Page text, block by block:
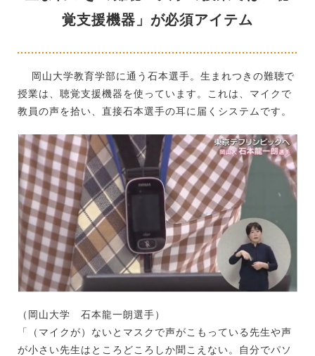
覚支援機器」が必須アイテム
岡山大学教育学部に通う石本選手。生まれつきの難聴で
授業は、聴覚支援機器を使っています。これは、マイクで
教員の声を拾い、直接石本選手の耳に届くシステムです。
（岡山大学 石本龍一朗選手）
「（マイクが）ないとマスクで声がこもっている先生や声
が小さい先生はところどころしか聞こえない。自分でパソ